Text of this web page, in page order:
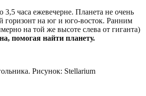
3,5 часа ежевечерне. Планета не очень
горизонт на юг и юго-восток. Ранним
на той же высоте слева от гиганта)
помогая найти планету.
Рисунок: Stellarium